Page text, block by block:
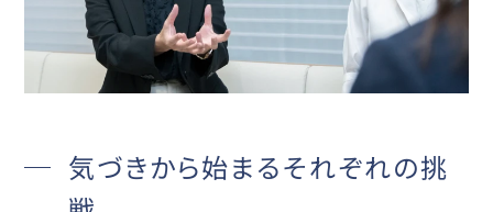
気づきから始まるそれぞれの挑